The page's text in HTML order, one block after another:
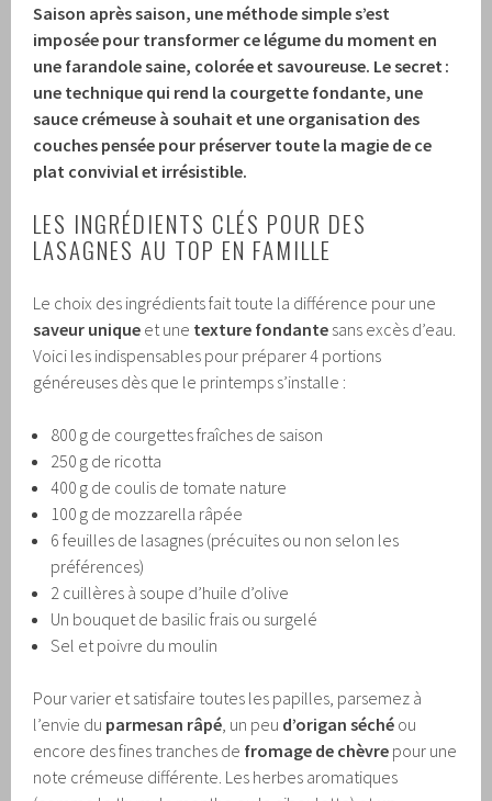
Saison après saison, une méthode simple s’est
imposée pour transformer ce légume du moment en
une farandole saine, colorée et savoureuse. Le secret :
une technique qui rend la courgette fondante, une
sauce crémeuse à souhait et une organisation des
couches pensée pour préserver toute la magie de ce
plat convivial et irrésistible.
LES INGRÉDIENTS CLÉS POUR DES
LASAGNES AU TOP EN FAMILLE
Le choix des ingrédients fait toute la différence pour une
saveur unique et une texture fondante sans excès d’eau.
Voici les indispensables pour préparer 4 portions
généreuses dès que le printemps s’installe :
800 g de courgettes fraîches de saison
250 g de ricotta
400 g de coulis de tomate nature
100 g de mozzarella râpée
6 feuilles de lasagnes (précuites ou non selon les
préférences)
2 cuillères à soupe d’huile d’olive
Un bouquet de basilic frais ou surgelé
Sel et poivre du moulin
Pour varier et satisfaire toutes les papilles, parsemez à
l’envie du parmesan râpé, un peu d’origan séché ou
encore des fines tranches de fromage de chèvre pour une
note crémeuse différente. Les herbes aromatiques